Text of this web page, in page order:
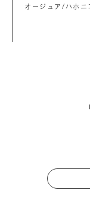
オージュア/ハホニ